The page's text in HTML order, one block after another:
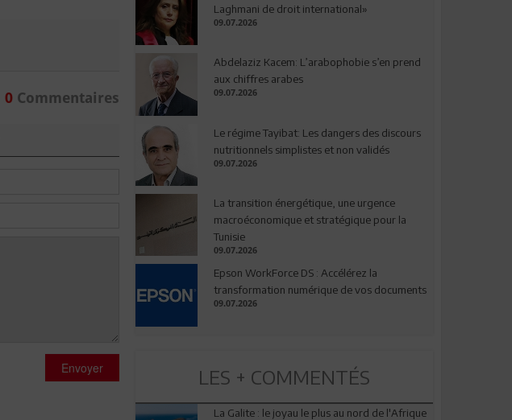
0Commentaires
Envoyer
Laghmani de droit international»
09.07.2026
Abdelaziz Kacem: L’arabophobie s’en prend
aux chiffres arabes
09.07.2026
Le régime Tayibat: Les dangers des discours
nutritionnels simplistes et non validés
09.07.2026
La transition énergétique, une urgence
macroéconomique et stratégique pour la
Tunisie
09.07.2026
Epson WorkForce DS : Accélérez la
transformation numérique de vos documents
09.07.2026
LES + COMMENTÉS
La Galite : le joyau le plus au nord de l'Afrique